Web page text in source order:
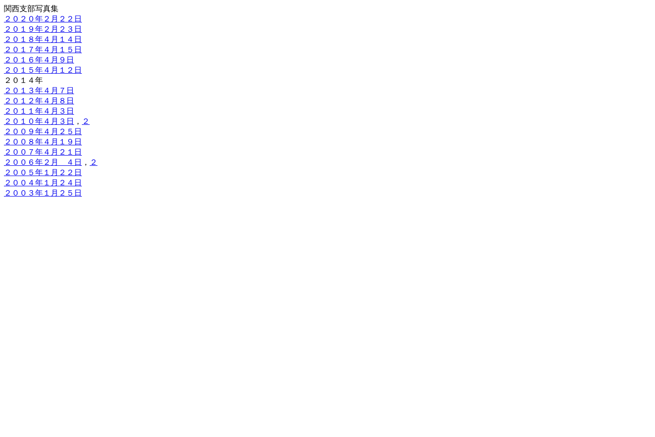
関西支部写真集
２０２０年２月２２日
２０１９年２月２３日
２０１８年４月１４日
２０１７年４月１５日
２０１６年４月９日
２０１５年４月１２日
２０１４年
２０１３年４月７日
２０１２年４月８日
２０１１年４月３日
２０１０年４月３日
，
２
２００９年４月２５日
２００８年４月１９日
２００７年４月２１日
２００６年２月 ４日
，
２
２００５年１月２２日
２００４年１月２４日
２００３年１月２５日